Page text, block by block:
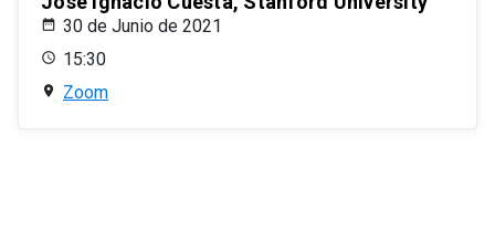
30 de Junio de 2021
15:30
Zoom